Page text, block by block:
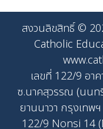
สงวนลิขสิทธิ์ ©
Catholic
เลขที่ 122/9 อา
ซ.นาคสุวรรณ (นนท
ยานนาวา กรุงเทพ
122/9 Nonsi 14